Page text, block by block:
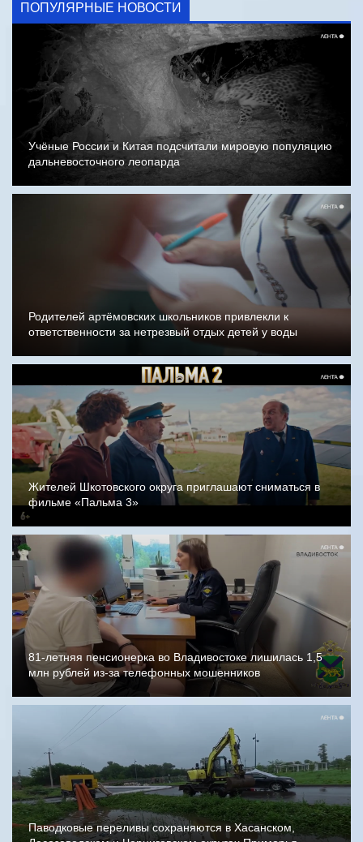
ПОПУЛЯРНЫЕ НОВОСТИ
Учёные России и Китая подсчитали мировую популяцию
дальневосточного леопарда
Родителей артёмовских школьников привлекли к
ответственности за нетрезвый отдых детей у воды
Жителей Шкотовского округа приглашают сниматься в
фильме «Пальма 3»
81-летняя пенсионерка во Владивостоке лишилась 1,5
млн рублей из-за телефонных мошенников
Паводковые переливы сохраняются в Хасанском,